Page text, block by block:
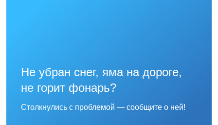
Не убран снег, яма на дороге,
не горит фонарь?
Столкнулись с проблемой — сообщите о ней!